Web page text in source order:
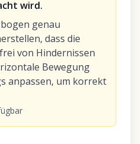
wird.
genau
dass die
von Hindernissen
Bewegung
anpassen, um korrekt